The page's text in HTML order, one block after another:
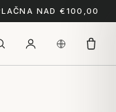
NAD €100,00